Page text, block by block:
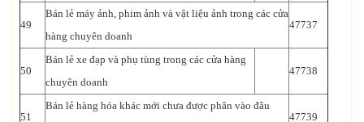
49
Bán lẻ máy ảnh, phim ảnh và vật liệu ảnh trong các cửa
hàng chuyên doanh
47737
50
Bán lẻ xe đạp và phụ tùng trong các cửa hàng
chuyên doanh
47738
51
Bán lẻ hàng hóa khác mới chưa được phân vào đâu
47739